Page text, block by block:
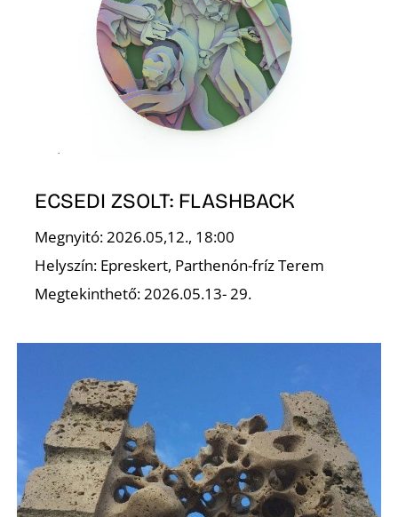
ECSEDI ZSOLT: FLASHBACK
Megnyitó: 2026.05,12., 18:00
Helyszín: Epreskert, Parthenón-fríz Terem
Megtekinthető: 2026.05.13- 29.